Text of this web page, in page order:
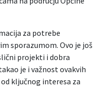
za potrebe
sporazumom. Ovo je još
projekti i dobra
je i važnost ovakvih
ključnog interesa za